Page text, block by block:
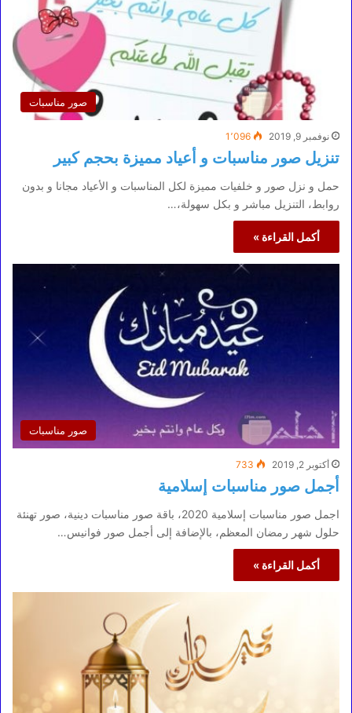
صور مناسبات
نوفمبر 9, 2019 1٬096
تنزيل صور مناسبات و أعياد مميزة بحجم كبير
حمل و نزل صور و خلفيات مميزة لكل المناسبات و الأعياد مجانا و بدون
روابط، التنزيل مباشر و بكل سهولة،…
أكمل القراءة »
صور مناسبات
أكتوبر 2, 2019 733
أجمل صور مناسبات إسلامية
اجمل صور مناسبات إسلامية 2020، باقة صور مناسبات دينية، صور تهنئة
حلول شهر رمضان المعظم، بالإضافة إلى أجمل صور فوانيس…
أكمل القراءة »